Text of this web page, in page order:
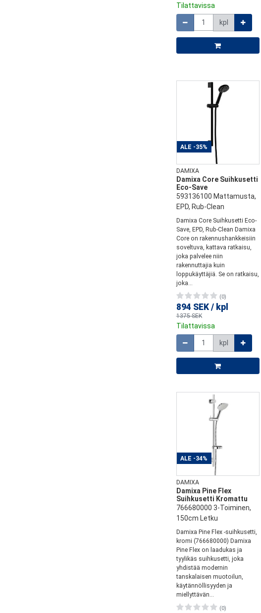
Tilattavissa
Määrä
kpl
ALE -35%
DAMIXA
Damixa Core Suihkusetti
Eco-Save
593136100 Mattamusta,
EPD, Rub-Clean
Damixa Core Suihkusetti Eco-
Save, EPD, Rub-Clean Damixa
Core on rakennushankkeisiin
soveltuva, kattava ratkaisu,
joka palvelee niin
rakennuttajia kuin
loppukäyttäjiä. Se on ratkaisu,
joka...
(0)
894 SEK / kpl
1375 SEK
Tilattavissa
Määrä
kpl
ALE -34%
DAMIXA
Damixa Pine Flex
Suihkusetti Kromattu
766680000 3-Toiminen,
150cm Letku
Damixa Pine Flex -suihkusetti,
kromi (766680000) Damixa
Pine Flex on laadukas ja
tyylikäs suihkusetti, joka
yhdistää modernin
tanskalaisen muotoilun,
käytännöllisyyden ja
miellyttävän...
(0)